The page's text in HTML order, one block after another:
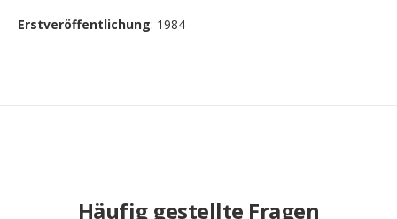
Erstveröffentlichung: 1984
Häufig gestellte Fragen